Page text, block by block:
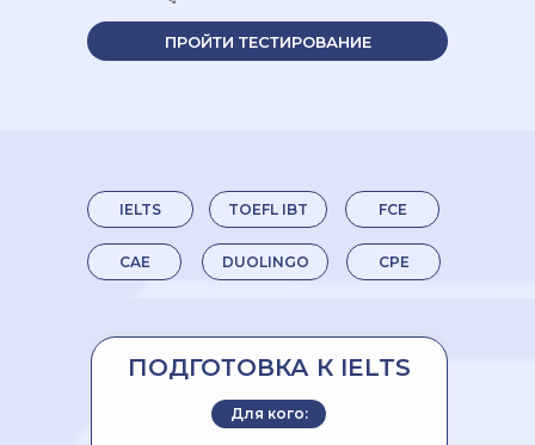
ПРОЙТИ ТЕСТИРОВАНИЕ
IELTS TOEFL IBT
DUOLINGO
FCE
CAE CPE
ПОДГОТОВКА К IELTS
Для кого: